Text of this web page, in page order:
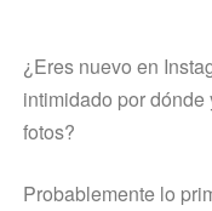
¿Eres nuevo en
intimidado por dónde
fotos?
Probablemente lo